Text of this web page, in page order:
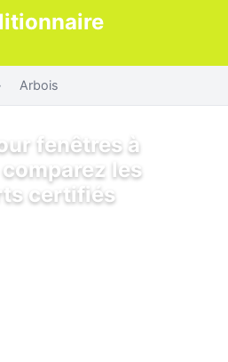
Arbois
fenêtres à
les
certifiés